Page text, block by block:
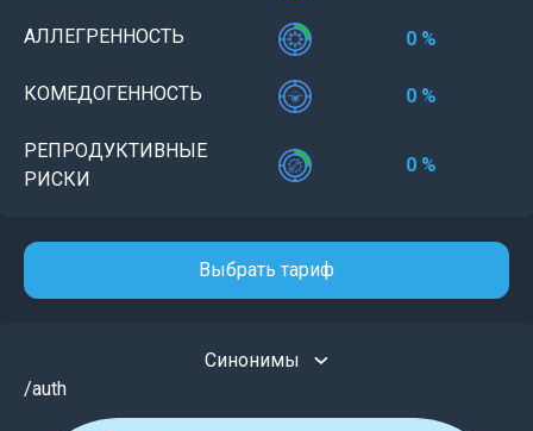
АЛЛЕГРЕННОСТЬ 0 %
КОМЕДОГЕННОСТЬ 0 %
РЕПРОДУКТИВНЫЕ
РИСКИ
0 %
Выбрать тариф
Синонимы
/auth